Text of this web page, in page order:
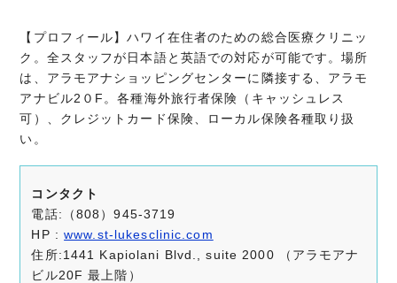
【プロフィール】ハワイ在住者のための総合医療クリニッ
ク。全スタッフが日本語と英語での対応が可能です。場所
は、アラモアナショッピングセンターに隣接する、アラモ
アナビル2０F。各種海外旅行者保険（キャッシュレス
可）、クレジットカード保険、ローカル保険各種取り扱
い。
コンタクト
電話:（808）945-3719
HP :www.st-lukesclinic.com
住所:1441 Kapiolani Blvd., suite 2000 （アラモアナ
ビル20F 最上階）